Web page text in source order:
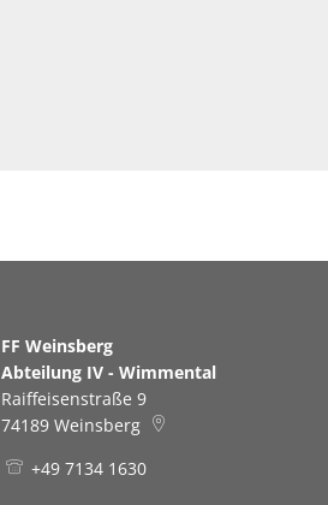
FF Weinsberg
Abteilung IV - Wimmental
Raiffeisenstraße 9
74189 Weinsberg
+49 7134 1630